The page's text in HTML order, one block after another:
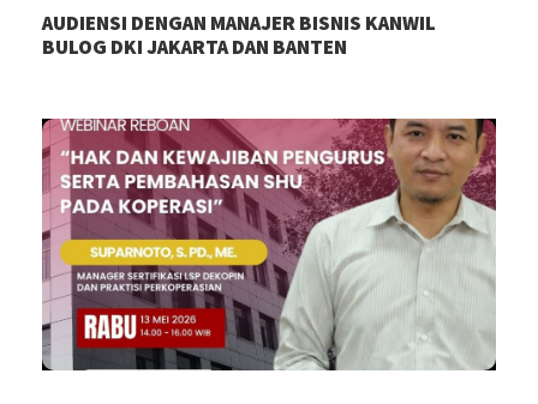
AUDIENSI DENGAN MANAJER BISNIS KANWIL
BULOG DKI JAKARTA DAN BANTEN